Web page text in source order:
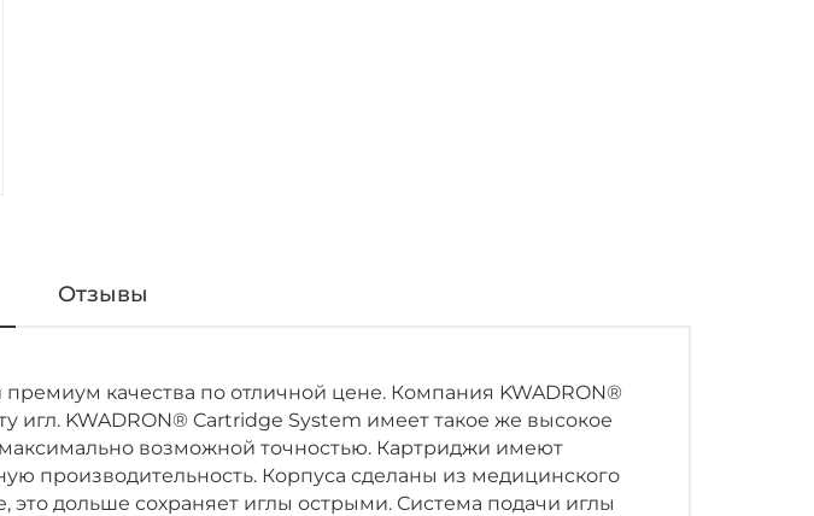
Отзывы
качества по отличной цене. Компания KWADRON®
игл. KWADRON® Cartridge System имеет такое же высокое
возможной точностью. Картриджи имеют
производительность. Корпуса сделаны из медицинского
дольше сохраняет иглы острыми. Система подачи иглы